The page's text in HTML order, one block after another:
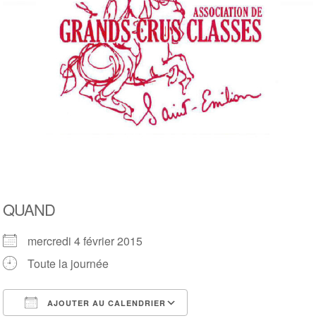
QUAND
mercredi 4 février 2015
Toute la journée
AJOUTER AU CALENDRIER